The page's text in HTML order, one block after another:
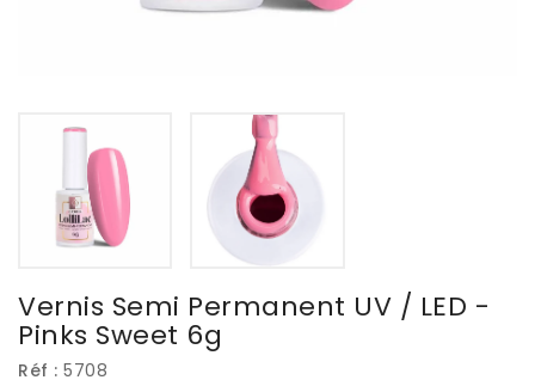
Vernis Semi Permanent UV / LED -
Pinks Sweet 6g
Réf : 5708